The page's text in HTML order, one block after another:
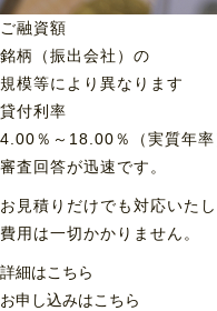
ご融資額
銘柄（振出会社）の
規模等により異なります
貸付利率
4.00％～18.00％（実質年率
審査回答が迅速です。
お見積りだけでも対応いた
費用は一切かかりません。
詳細はこちら
お申し込みはこちら